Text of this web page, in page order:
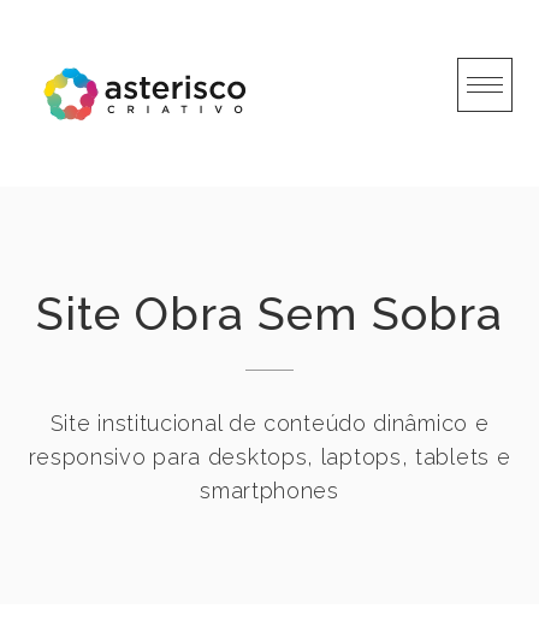
content
Site Obra Sem Sobra
Site institucional de conteúdo dinâmico e
responsivo para desktops, laptops, tablets e
smartphones